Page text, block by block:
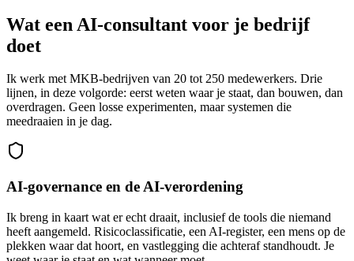
Wat een AI-consultant voor je bedrijf
doet
Ik werk met MKB-bedrijven van 20 tot 250 medewerkers. Drie
lijnen, in deze volgorde: eerst weten waar je staat, dan bouwen, dan
overdragen. Geen losse experimenten, maar systemen die
meedraaien in je dag.
AI-governance en de AI-verordening
Ik breng in kaart wat er echt draait, inclusief de tools die niemand
heeft aangemeld. Risicoclassificatie, een AI-register, een mens op de
plekken waar dat hoort, en vastlegging die achteraf standhoudt. Je